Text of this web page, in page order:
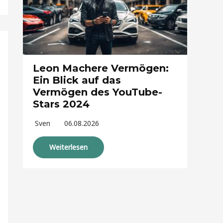
Leon Machere Vermögen:
Ein Blick auf das
Vermögen des YouTube-
Stars 2024
Sven 06.08.2026
Weiterlesen